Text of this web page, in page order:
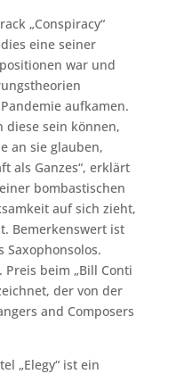
„Conspiracy“
eine seiner
war und
aufkamen.
diese sein können,
an sie glauben,
als Ganzes“, erklärt
bombastischen
auf sich zieht,
Bemerkenswert ist
Saxophonsolos.
Preis beim „Bill Conti
der von der
and Composers
„Elegy“ ist ein